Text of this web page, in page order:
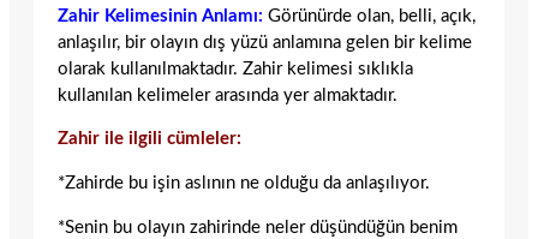
Zahir Kelimesinin Anlamı: Görünürde olan, belli, açık,
anlaşılır, bir olayın dış yüzü anlamına gelen bir kelime
olarak kullanılmaktadır. Zahir kelimesi sıklıkla
kullanılan kelimeler arasında yer almaktadır.
Zahir ile ilgili cümleler:
*Zahirde bu işin aslının ne olduğu da anlaşılıyor.
*Senin bu olayın zahirinde neler düşündüğün benim